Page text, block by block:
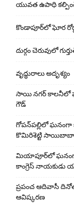
యువ‌త‌ ఉపాధి
కొండాపూర్‌లో ఘోర
దుర్గం చెరువులో
వృద్ధురాలు అదృశ్యం
సాయి నగర్ కాలనీలో
గౌడ్
గోపన్‌పల్లిలో ఘనంగా
కొమిరిశెట్టి సాయిబాబా
మియాపూర్‌లో ఘనంగా
కాంగ్రెస్
ప్రపంచ ఆదివాసీ
ఆవిష్కరణ